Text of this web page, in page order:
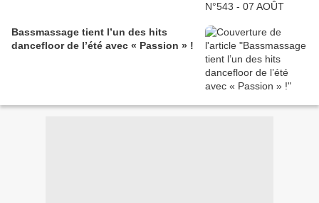
Bassmassage tient l’un des hits
dancefloor de l’été avec « Passion » !